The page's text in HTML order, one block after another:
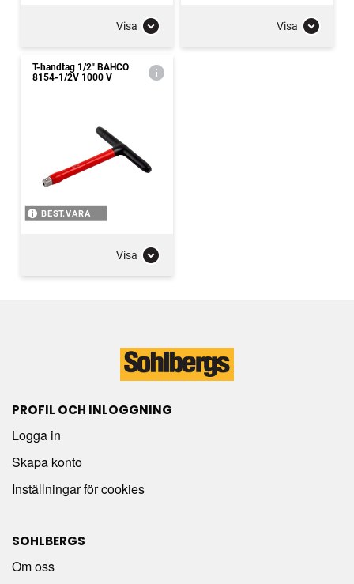
Visa Visa
T-handtag 1/2" BAHCO
8154-1/2V 1000 V
BEST.VARA
Visa
PROFIL OCH INLOGGNING
Logga in
Skapa konto
Inställningar för cookies
SOHLBERGS
Om oss